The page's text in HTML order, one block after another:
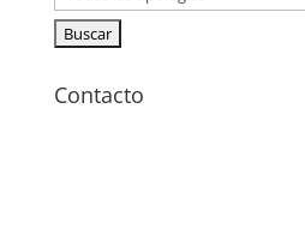
Contacto